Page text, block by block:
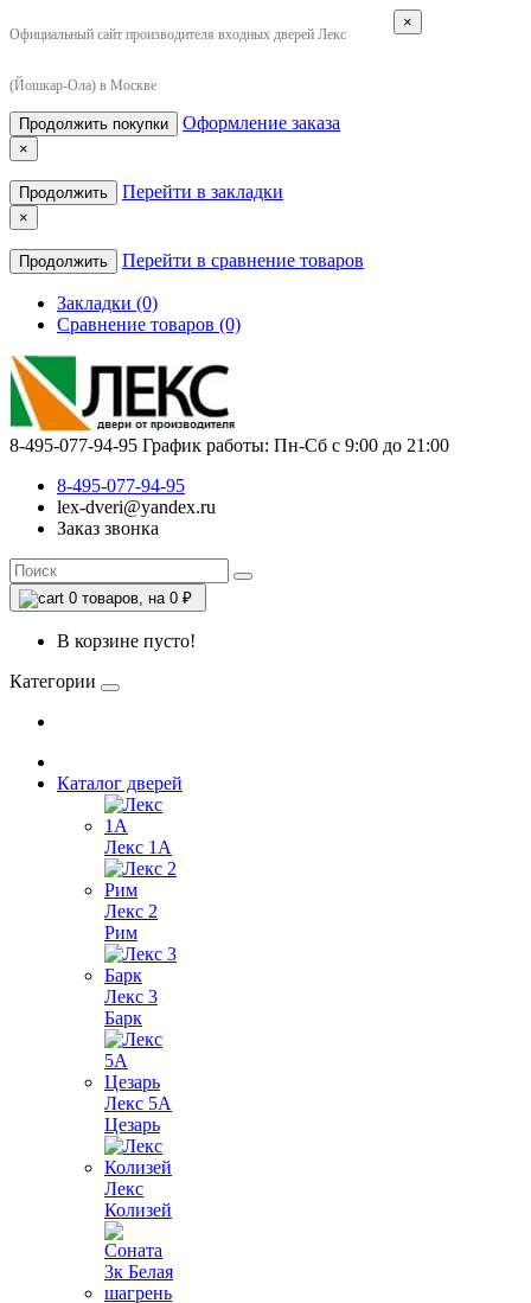
Официальный сайт производителя входных дверей Лекс
(Йошкар-Ола) в Москве
×
Продолжить покупки Оформление заказа
×
Продолжить Перейти в закладки
×
Продолжить Перейти в сравнение товаров
Закладки (0)
Сравнение товаров (0)
8-495-077-94-95 График работы: Пн-Сб с 9:00 до 21:00
8-495-077-94-95
lex-dveri@yandex.ru
Заказ звонка
0 товаров, на 0 ₽
В корзине пусто!
Категории
Каталог дверей
Лекс 1А
Лекс 2
Рим
Лекс 3
Барк
Лекс 5А
Цезарь
Лекс
Колизей